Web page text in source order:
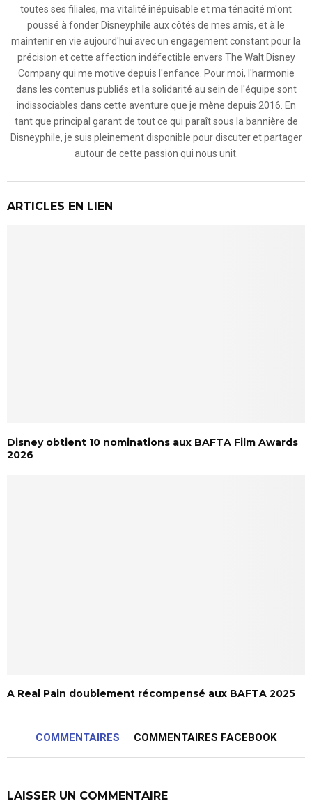
toutes ses filiales, ma vitalité inépuisable et ma ténacité m'ont
poussé à fonder Disneyphile aux côtés de mes amis, et à le
maintenir en vie aujourd'hui avec un engagement constant pour la
précision et cette affection indéfectible envers The Walt Disney
Company qui me motive depuis l'enfance. Pour moi, l'harmonie
dans les contenus publiés et la solidarité au sein de l'équipe sont
indissociables dans cette aventure que je mène depuis 2016. En
tant que principal garant de tout ce qui paraît sous la bannière de
Disneyphile, je suis pleinement disponible pour discuter et partager
autour de cette passion qui nous unit.
ARTICLES EN LIEN
Disney obtient 10 nominations aux BAFTA Film Awards
2026
A Real Pain doublement récompensé aux BAFTA 2025
COMMENTAIRES COMMENTAIRES FACEBOOK
LAISSER UN COMMENTAIRE